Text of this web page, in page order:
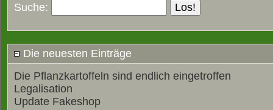
Suche:
Die neuesten Einträge
Die Pflanzkartoffeln sind endlich eingetroffen
Legalisation
Update Fakeshop